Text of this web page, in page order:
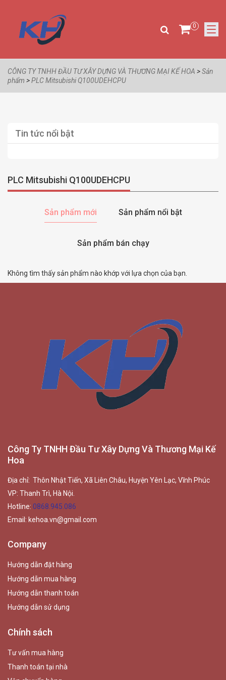
0
CÔNG TY TNHH ĐẦU TƯ XÂY DỰNG VÀ THƯƠNG MẠI KẾ HOA >Sản
phẩm >PLC Mitsubishi Q100UDEHCPU
Tin tức nổi bật
PLC Mitsubishi Q100UDEHCPU
Sản phẩm mới Sản phẩm nổi bật
Sản phẩm bán chạy
Không tìm thấy sản phẩm nào khớp với lựa chọn của bạn.
Công Ty TNHH Đầu Tư Xây Dựng Và Thương Mại Kế
Hoa
Địa chỉ: Thôn Nhật Tiến, Xã Liên Châu, Huyện Yên Lạc, Vĩnh Phúc
VP: Thanh Trì, Hà Nội.
Hotline: 0868.945.086
Email: kehoa.vn@gmail.com
Company
Hướng dẫn đặt hàng
Hướng dẫn mua hàng
Hướng dẫn thanh toán
Hướng dẫn sử dụng
Chính sách
Tư vấn mua hàng
Thanh toán tại nhà